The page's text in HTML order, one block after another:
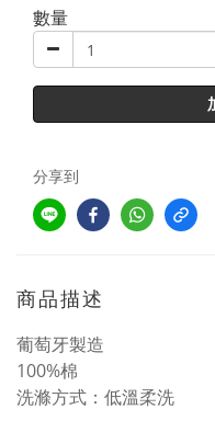
數量
分享到
商品描述
葡萄牙製造
100%棉
洗滌方式：低溫柔洗